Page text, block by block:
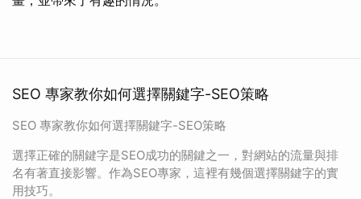
SEO 專家教你如何選擇關鍵字-SEO策略
SEO 專家教你如何選擇關鍵字-SEO策略
選擇正確的關鍵字是SEO成功的關鍵之一，對網站的流量與排
名有著直接影響。作為SEO專家，這裡有幾個選擇關鍵字的實
用技巧。